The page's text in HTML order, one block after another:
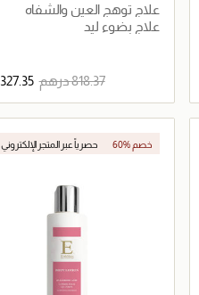
علاج توهج العين والشفاه
علاج بضوء ليد
⁦818.37⁩ درهم ⁦327.35⁩ درهم
جاري تحميل التفاصيل
60% خصم حصرياً عبر المتجر الإلكتروني